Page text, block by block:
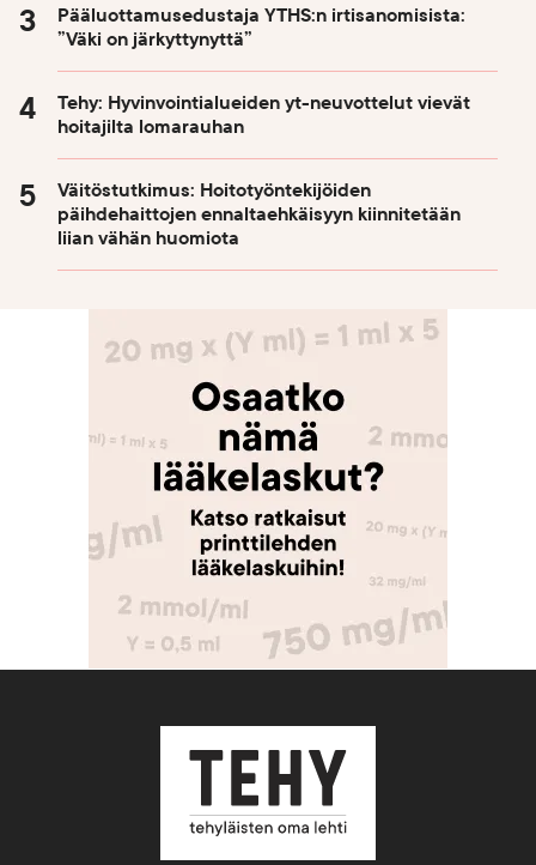
Pääluottamusedustaja YTHS:n irtisanomisista:
”Väki on järkyttynyttä”
Tehy: Hyvinvointialueiden yt-neuvottelut vievät
hoitajilta lomarauhan
Väitöstutkimus: Hoitotyöntekijöiden
päihdehaittojen ennaltaehkäisyyn kiinnitetään
liian vähän huomiota